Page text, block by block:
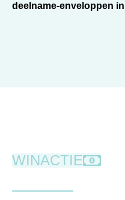
deelname-enveloppen
WINACTIE